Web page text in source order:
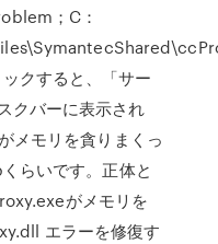
；C：
クすると、「サー
クバーに表示され
メモリを貪りまくっ
らいです。正体と
がメモリを
エラーを修復す